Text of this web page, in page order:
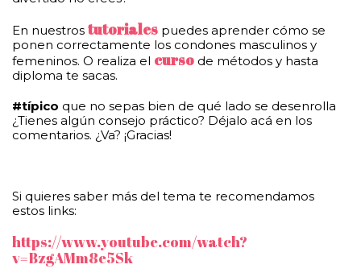
En nuestros tutoriales puedes aprender cómo se
ponen correctamente los condones masculinos y
femeninos. O realiza el curso de métodos y hasta
diploma te sacas.
#típico que no sepas bien de qué lado se desenrolla
¿Tienes algún consejo práctico? Déjalo acá en los
comentarios. ¿Va? ¡Gracias!
Si quieres saber más del tema te recomendamos
estos links:
https://www.youtube.com/watch?
v=BzgAMm8e5Sk